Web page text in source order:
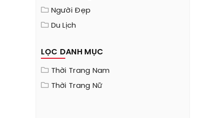
Người Đẹp
Du Lịch
LỌC DANH MỤC
Thời Trang Nam
Thời Trang Nữ